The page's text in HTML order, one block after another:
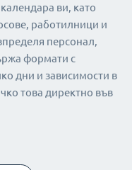
ви, като
работилници и
персонал,
формати с
дни и зависимости в
това директно във